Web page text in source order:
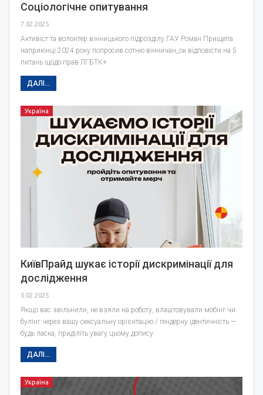
Соціологічне опитування
7.02.2025
Активіст та волонтер вінницького підрозділу ГАУ Роман Прищепа
наприкінці 2024 року попросив сотню вінничан_ок відповісти на 5
питань щодо прав ЛГБТК+.
ДАЛІ...
Україна
КиївПрайд шукає історії дискримінації для
дослідження
5.02.2025
Якщо вас звільнили, не взяли на роботу, влаштовували мобінг чи
булінг через вашу сексуальну орієнтацію / гендерну ідентичність —
будь ласка, приділіть увагу цьому допису.
ДАЛІ...
Україна